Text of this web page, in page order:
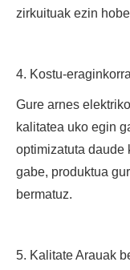
zirkuituak ezin
4. Kostu-eraginkorra
Gure arnes
kalitatea uko egin
optimizatuta daude
gabe, produktua
bermatuz.
5. Kalitate Arauak